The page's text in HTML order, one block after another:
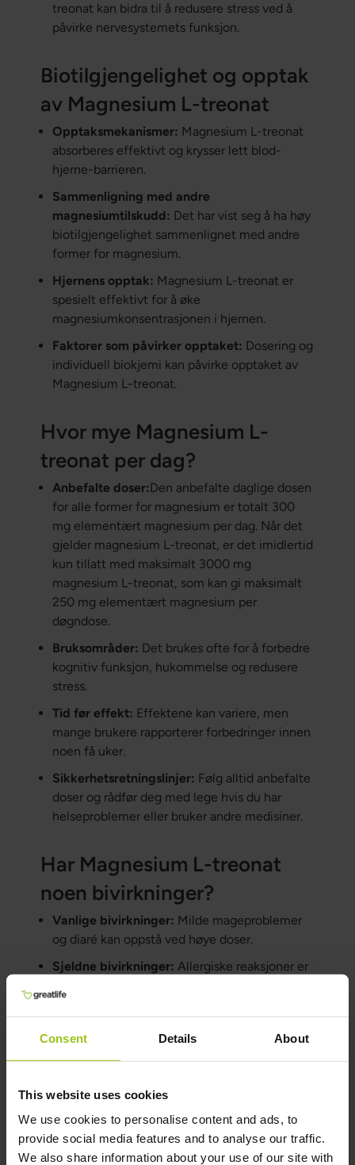
Consent Details About
This website uses cookies
We use cookies to personalise content and ads, to
provide social media features and to analyse our traffic.
We also share information about your use of our site with
treonat kan bidra til å redusere stress ved å
påvirke nervesystemets funksjon.
Biotilgjengelighet og opptak
av Magnesium L-treonat
Opptaksmekanismer: Magnesium L-treonat
absorberes effektivt og krysser lett blod-
hjerne-barrieren.
Sammenligning med andre
magnesiumtilskudd: Det har vist seg å ha høy
biotilgjengelighet sammenlignet med andre
former for magnesium.
Hjernens opptak: Magnesium L-treonat er
spesielt effektivt for å øke
magnesiumkonsentrasjonen i hjernen.
Faktorer som påvirker opptaket: Dosering og
individuell biokjemi kan påvirke opptaket av
Magnesium L-treonat.
Hvor mye Magnesium L-
treonat per dag?
Anbefalte doser:Den anbefalte daglige dosen
for alle former for magnesium er totalt 300
mg elementært magnesium per dag. Når det
gjelder magnesium L-treonat, er det imidlertid
kun tillatt med maksimalt 3000 mg
magnesium L-treonat, som kan gi maksimalt
250 mg elementært magnesium per
døgndose.
Bruksområder: Det brukes ofte for å forbedre
kognitiv funksjon, hukommelse og redusere
stress.
Tid før effekt: Effektene kan variere, men
mange brukere rapporterer forbedringer innen
noen få uker.
Sikkerhetsretningslinjer: Følg alltid anbefalte
doser og rådfør deg med lege hvis du har
helseproblemer eller bruker andre medisiner.
Har Magnesium L-treonat
noen bivirkninger?
Vanlige bivirkninger: Milde mageproblemer
og diaré kan oppstå ved høye doser.
Sjeldne bivirkninger: Allergiske reaksjoner er
Magnesium L-treonat kan interagere med
Hvem bør unngå Magnesium L-treonat:
Personer med nyreproblemer eller som er
allergiske mot komponentene bør unngå dette
tilskuddet.